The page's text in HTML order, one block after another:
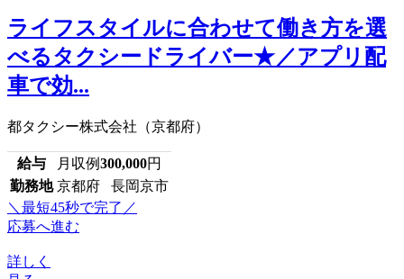
ライフスタイルに合わせて働き方を選
べるタクシードライバー★／アプリ配
車で効...
都タクシー株式会社（京都府）
給与 月収例300,000円
勤務地 京都府 長岡京市
＼最短45秒で完了／
応募へ進む
詳しく